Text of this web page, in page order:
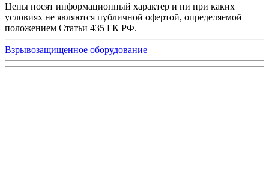
Цены носят информационный характер и ни при каких
условиях не являются публичной офертой, определяемой
положением Статьи 435 ГК РФ.
Взрывозащищенное оборудование